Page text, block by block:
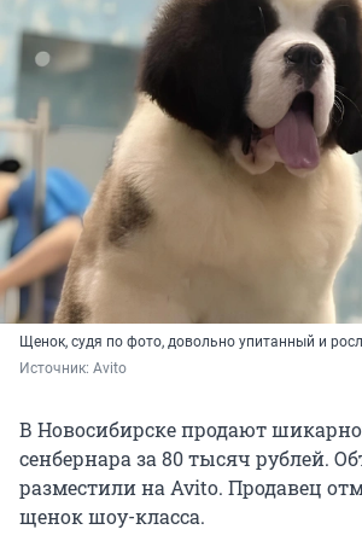
Щенок, судя по фото, довольно упитанный и
Источник: Avito
В Новосибирске продают
сенбернара за 80 тысяч рублей.
разместили на Avito. Продавец
щенок шоу-класса.